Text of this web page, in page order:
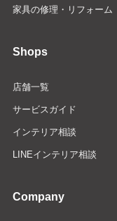
家具の修理・リフォーム
Shops
店舗一覧
サービスガイド
インテリア相談
LINEインテリア相談
Company